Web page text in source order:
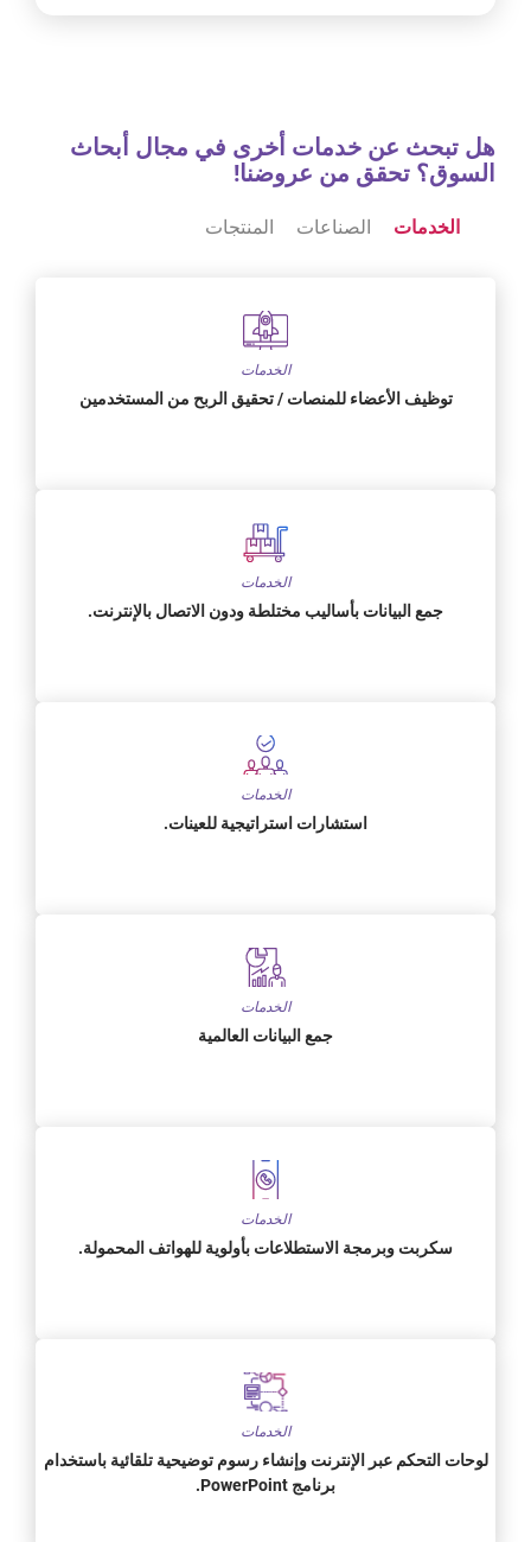
هل تبحث عن خدمات أخرى في مجال أبحاث
السوق؟ تحقق من عروضنا!
الخدمات الصناعات المنتجات
الخدمات
توظيف الأعضاء للمنصات / تحقيق الربح من المستخدمين
الخدمات
جمع البيانات بأساليب مختلطة ودون الاتصال بالإنترنت.
الخدمات
استشارات استراتيجية للعينات.
الخدمات
جمع البيانات العالمية
الخدمات
سكربت وبرمجة الاستطلاعات بأولوية للهواتف المحمولة.
الخدمات
لوحات التحكم عبر الإنترنت وإنشاء رسوم توضيحية تلقائية باستخدام
برنامج PowerPoint.